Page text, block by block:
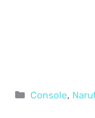
Categorie
Console,